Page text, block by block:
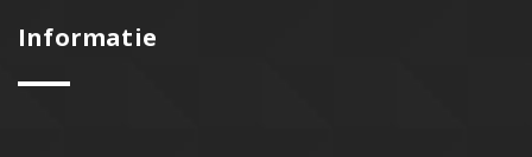
Informatie